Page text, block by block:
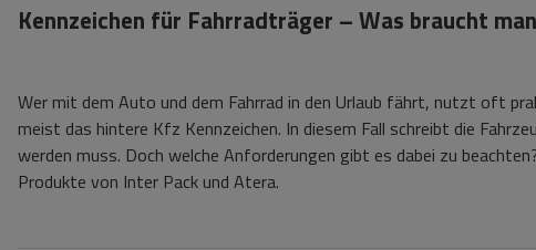
Kennzeichen für Fahrradträger – Was braucht
Wer mit dem Auto und dem Fahrrad in den Urlaub fährt, nutzt oft
meist das hintere Kfz Kennzeichen. In diesem Fall schreibt die
werden muss. Doch welche Anforderungen gibt es dabei zu
Produkte von Inter Pack und Atera.